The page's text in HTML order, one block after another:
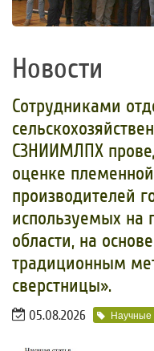
Новости
Сотрудниками
СЗНИИМЛПХ
оценке
производителей
используемых на
области, на
традиционным
сверстницы».
05.08.2026